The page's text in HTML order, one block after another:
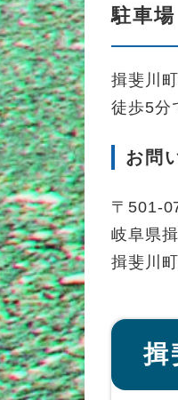
駐車場
揖斐川
徒歩5分
お問
〒501-
岐阜県
揖斐川
揖